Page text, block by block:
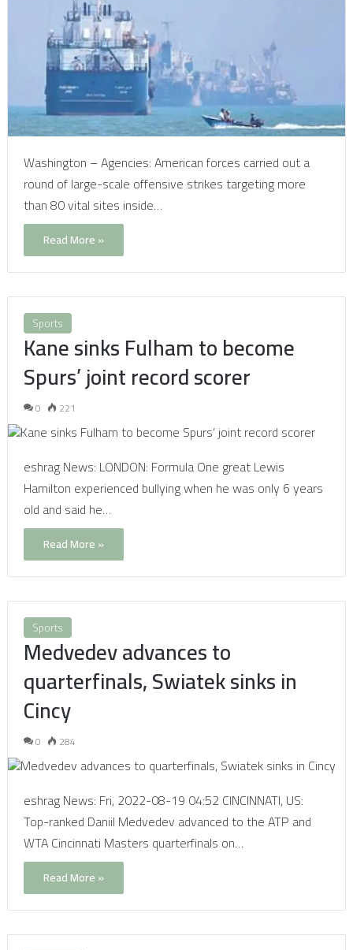
Washington – Agencies: American forces carried out a
round of large-scale offensive strikes targeting more
than 80 vital sites inside…
Read More »
Sports
Kane sinks Fulham to become
Spurs’ joint record scorer
0 221
eshrag News: LONDON: Formula One great Lewis
Hamilton experienced bullying when he was only 6 years
old and said he…
Read More »
Sports
Medvedev advances to
quarterfinals, Swiatek sinks in
Cincy
0 284
eshrag News: Fri, 2022-08-19 04:52 CINCINNATI, US:
Top-ranked Daniil Medvedev advanced to the ATP and
WTA Cincinnati Masters quarterfinals on…
Read More »